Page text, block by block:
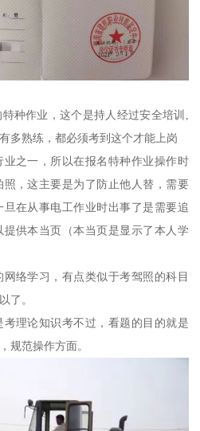
种作业，这个是持人经过安全培训,
多熟练，都必须考到这个才能上岗
之一，所以在报名特种作业操作时
，这主要是为了防止他人替，需要
在从事电工作业时出事了是需要追
供本当页（本当页是显示了本人学
络学习，有点类似于考驾照的科目
了。
理论知识考不过，看题的目的就是
规范操作方面。